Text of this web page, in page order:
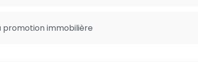
promotion immobilière